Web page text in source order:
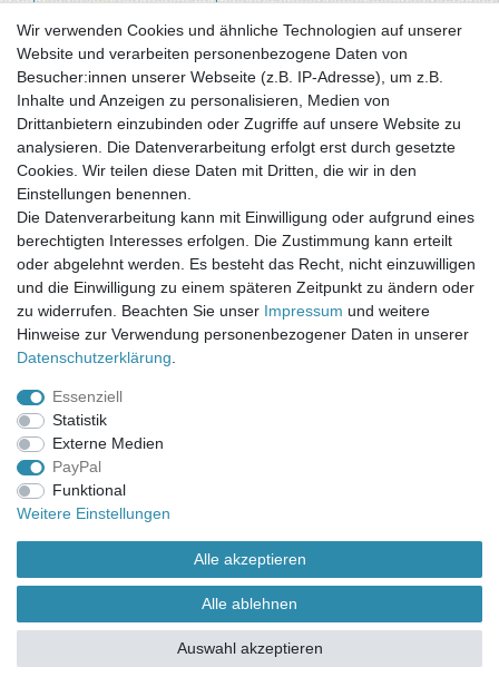
Newsletter-Anmeldung
FAQ / Fragen
Mein Warenkorb
Mein Merkzettel
Mein Konto
UNSER LADENGESCHÄFT
Gottlieb-Daimler-Str. 10
33334 Gütersloh
ÖFFNUNGSZEITEN
Montag - Dienstag: 8.00 - 18.00 Uhr, Mittwoch Ruhetag,
Donnerstag: 8.00 - 18.00 Uhr, Freitag 8.00 - 14.00 Uhr
KUNDENSERVICE
Telefon: (05241) 403 22 38
E-Mail: info@stoffamstueck.de
Alle Preise inklusive gesetzlicher Mehrwertsteuer und
zuzüglichVersandkosten. * Pflichtfeld
Wir verwenden Cookies und ähnliche Technologien auf unserer
Website und verarbeiten personenbezogene Daten von
Besucher:innen unserer Webseite (z.B. IP-Adresse), um z.B.
Inhalte und Anzeigen zu personalisieren, Medien von
Drittanbietern einzubinden oder Zugriffe auf unsere Website zu
analysieren. Die Datenverarbeitung erfolgt erst durch gesetzte
Cookies. Wir teilen diese Daten mit Dritten, die wir in den
Einstellungen benennen.
Die Datenverarbeitung kann mit Einwilligung oder aufgrund eines
berechtigten Interesses erfolgen. Die Zustimmung kann erteilt
oder abgelehnt werden. Es besteht das Recht, nicht einzuwilligen
und die Einwilligung zu einem späteren Zeitpunkt zu ändern oder
zu widerrufen. Beachten Sie unser Impressum und weitere
Hinweise zur Verwendung personenbezogener Daten in unserer
Daten­schutz­erklärung
Essenziell
Statistik
Externe Medien
PayPal
Funktional
Weitere Einstellungen
Alle akzeptieren
Alle ablehnen
Auswahl akzeptieren